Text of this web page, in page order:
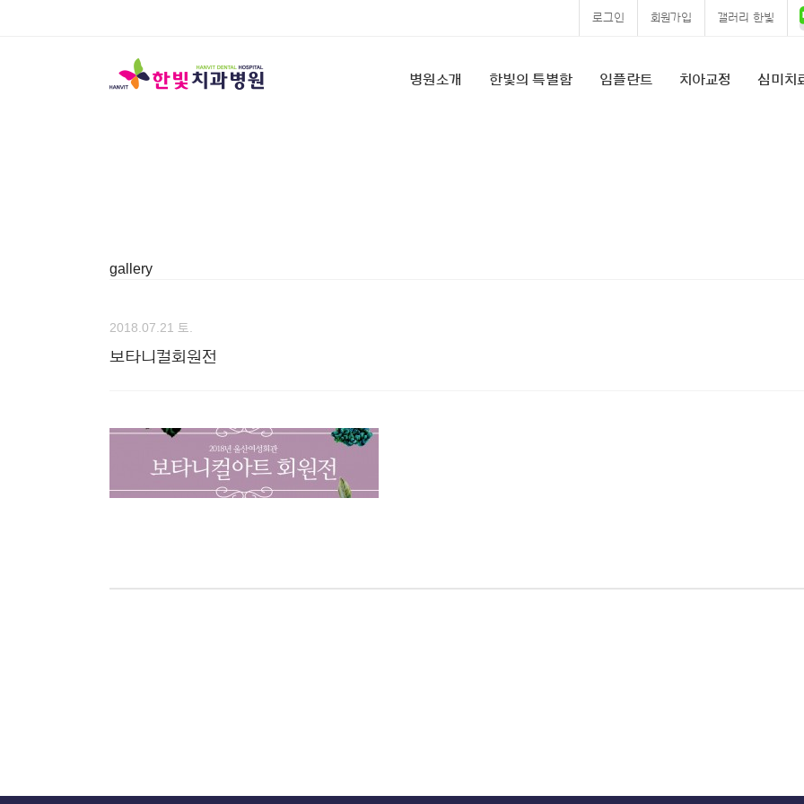
로그인 회원가입 갤러리 한빛
병원소개 한빛의 특별함 임플란트 치아교정 심미치
gallery
2018.07.21 토.
보타니컬회원전